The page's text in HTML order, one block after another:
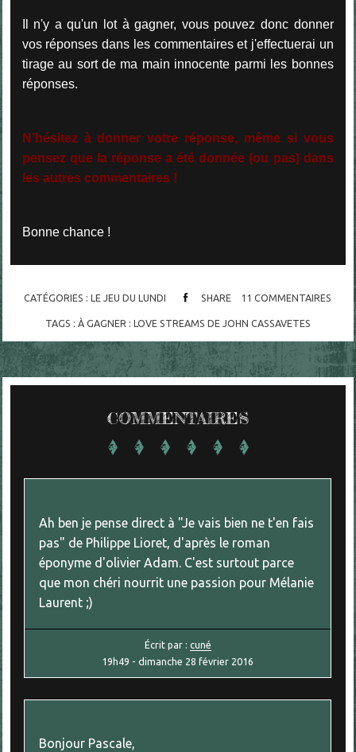
Il n'y a qu'un lot à gagner, vous pouvez donc donner
vos réponses dans les commentaires et j'effectuerai un
tirage au sort de ma main innocente parmi les bonnes
réponses.
N'hésitez à donner votre réponse, même si vous
pensez que la réponse a été donnée (ou pas) dans
les autres commentaires !
Bonne chance !
CATÉGORIES : LE JEU DU LUNDI SHARE 11 COMMENTAIRES
TAGS : À GAGNER : LOVE STREAMS DE JOHN CASSAVETES
COMMENTAIRES
Ah ben je pense direct à "Je vais bien ne t'en fais
pas" de Philippe Lioret, d'après le roman
éponyme d'olivier Adam. C'est surtout parce
que mon chéri nourrit une passion pour Mélanie
Laurent ;)
Écrit par : cuné
19h49 -dimanche 28 février 2016
Bonjour Pascale,